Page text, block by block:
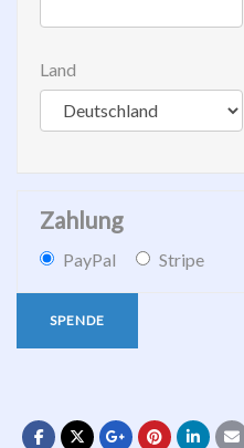
Land
Zahlung
PayPal Stripe
SPENDE